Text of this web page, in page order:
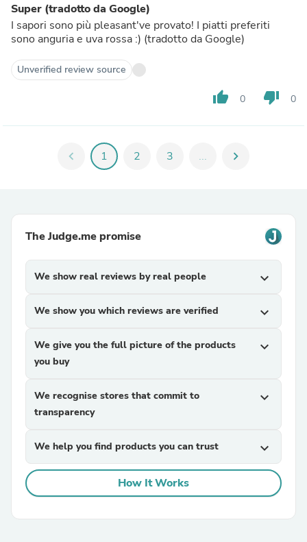
Super (tradotto da Google)
I sapori sono più pleasant've provato! I piatti preferiti
sono anguria e uva rossa :) (tradotto da Google)
Unverified review source
thumb_up 0 thumb_down 0
chevron_left 1 2 3 ... chevron_right
The Judge.me promise
We show real reviews by real people expand_more
We show you which reviews are verified expand_more
We give you the full picture of the products
you buy
expand_more
We recognise stores that commit to
transparency
expand_more
We help you find products you can trust expand_more
How It Works